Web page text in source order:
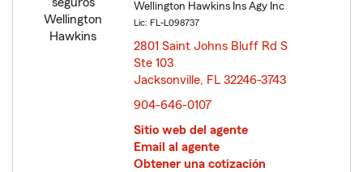
Wellington Hawkins Ins Agy Inc
Lic: FL-L098737
2801 Saint Johns Bluff Rd S
Ste 103
Jacksonville, FL 32246-3743
904-646-0107
Sitio web del agente
Email al agente
Obtener una cotización